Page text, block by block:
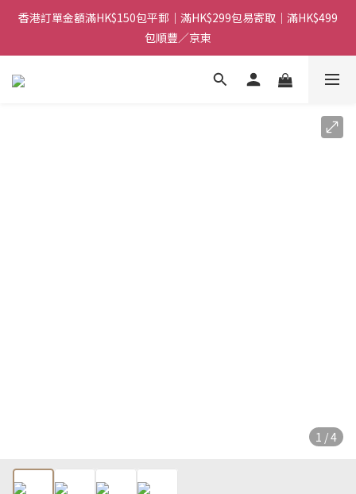
香港訂單金額滿HK$150包平郵｜滿HK$299包易寄取｜滿HK$499
包順豐／京東
香港訂單金額滿HK$150包平郵｜滿HK$299包易寄取｜滿HK$499
包順豐／京東
【網店限定！】指定清貨商品每消費HK$100即享購物金HK$50回
香港訂單金額滿HK$150包平郵｜滿HK$299包易寄取｜滿HK$499
1 / 4